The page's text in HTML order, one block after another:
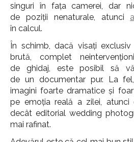
singuri în fața camerei, dar
de poziții nenaturale, atunci
în calcul.
În schimb, dacă visați
brută, complet
de ghidaj, este posibil să
de un documentar pur. La
imagini foarte dramatice și
pe emoția reală a zilei, atunci
decât editorial wedding
mai rafinat.